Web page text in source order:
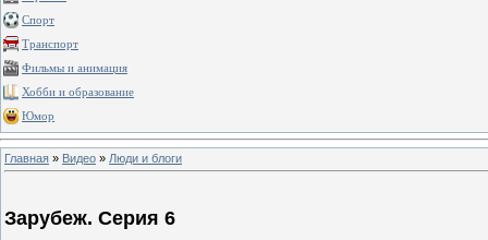
Спорт
Транспорт
Фильмы и анимация
Хобби и образование
Юмор
Главная » Видео » Люди и блоги
Зарубеж. Серия 6